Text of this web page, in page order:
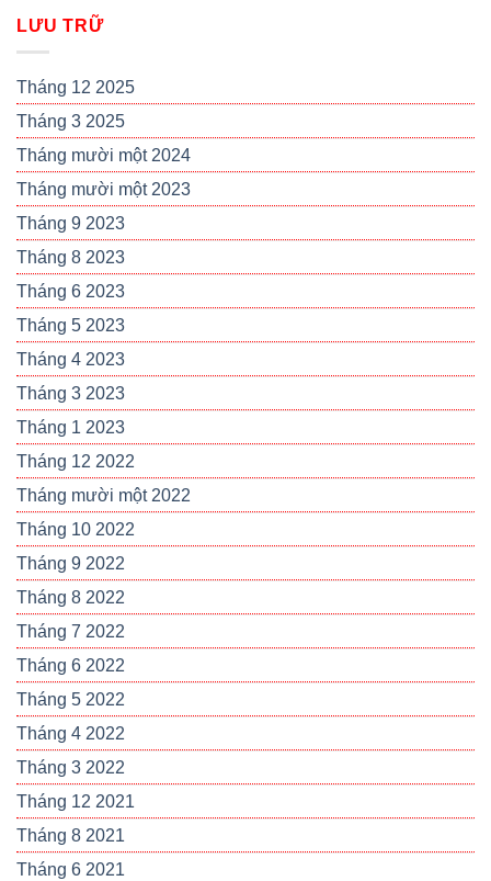
LƯU TRỮ
Tháng 12 2025
Tháng 3 2025
Tháng mười một 2024
Tháng mười một 2023
Tháng 9 2023
Tháng 8 2023
Tháng 6 2023
Tháng 5 2023
Tháng 4 2023
Tháng 3 2023
Tháng 1 2023
Tháng 12 2022
Tháng mười một 2022
Tháng 10 2022
Tháng 9 2022
Tháng 8 2022
Tháng 7 2022
Tháng 6 2022
Tháng 5 2022
Tháng 4 2022
Tháng 3 2022
Tháng 12 2021
Tháng 8 2021
Tháng 6 2021